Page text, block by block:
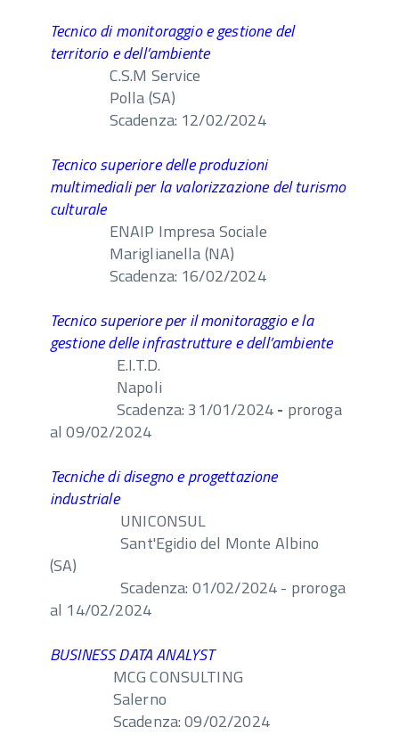
Tecnico di monitoraggio e gestione del
territorio e dell’ambiente
C.S.M Service
Polla (SA)
Scadenza: 12/02/2024
Tecnico superiore delle produzioni
multimediali per la valorizzazione del turismo
culturale
ENAIP Impresa Sociale
Mariglianella (NA)
Scadenza: 16/02/2024
Tecnico superiore per il monitoraggio e la
gestione delle infrastrutture e dell’ambiente
E.I.T.D.
Napoli
Scadenza: 31/01/2024- proroga
al 09/02/2024
Tecniche di disegno e progettazione
industriale
UNICONSUL
Sant'Egidio del Monte Albino
(SA)
Scadenza: 01/02/2024 - proroga
al 14/02/2024
BUSINESS DATA ANALYST
MCG CONSULTING
Salerno
Scadenza: 09/02/2024